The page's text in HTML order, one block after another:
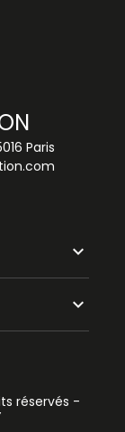
keyboard_arrow_down
keyboard_arrow_down
Paris
réservés -